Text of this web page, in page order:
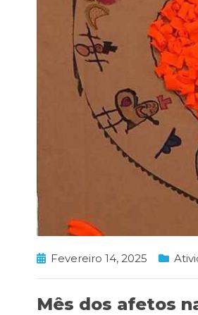
Fevereiro 14, 2025
Mês dos afetos